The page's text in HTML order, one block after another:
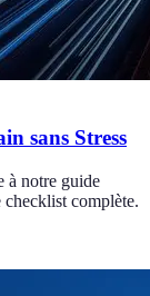
sans Stress
à notre guide
checklist complète.